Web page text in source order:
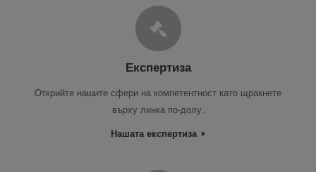
Експертиза
Открийте нашите сфери на компетентност като щракнете
върху линка по-долу.
Нашата експертиза